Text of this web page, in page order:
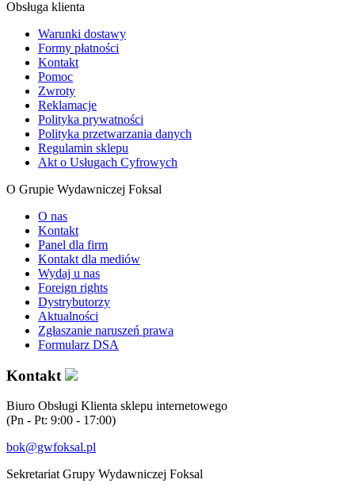
Obsługa klienta
Warunki dostawy
Formy płatności
Kontakt
Pomoc
Zwroty
Reklamacje
Polityka prywatności
Polityka przetwarzania danych
Regulamin sklepu
Akt o Usługach Cyfrowych
O Grupie Wydawniczej Foksal
O nas
Kontakt
Panel dla firm
Kontakt dla mediów
Wydaj u nas
Foreign rights
Dystrybutorzy
Aktualności
Zgłaszanie naruszeń prawa
Formularz DSA
Kontakt
Biuro Obsługi Klienta sklepu internetowego
(Pn - Pt: 9:00 - 17:00)
bok@gwfoksal.pl
Sekretariat Grupy Wydawniczej Foksal